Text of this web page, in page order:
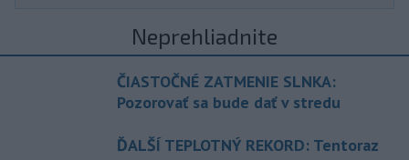
Neprehliadnite
ČIASTOČNÉ ZATMENIE SLNKA:
Pozorovať sa bude dať v stredu
ĎALŠÍ TEPLOTNÝ REKORD: Tentoraz